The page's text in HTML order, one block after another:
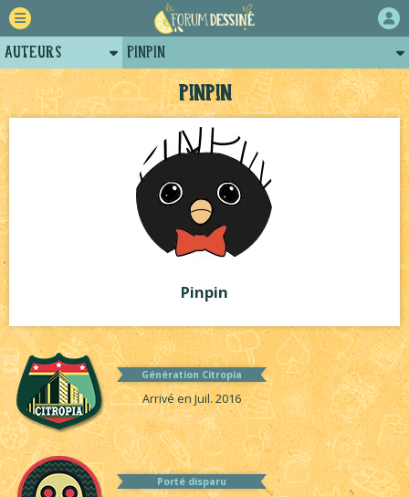
Pinpin
Pinpin
Génération Citropia
Arrivé en Juil. 2016
Porté disparu
Auteurs
Retour
Forum
Projets
Tutoriels
Pinpin
Posts de pinpin